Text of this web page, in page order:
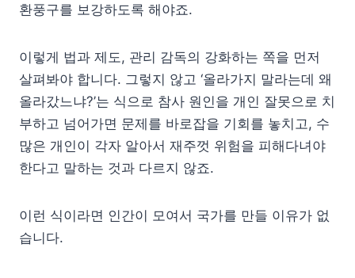
환풍구를 보강하도록 해야죠.
이렇게 법과 제도, 관리 감독의 강화하는 쪽을 먼저
살펴봐야 합니다. 그렇지 않고 ‘올라가지 말라는데 왜
올라갔느냐?’는 식으로 참사 원인을 개인 잘못으로 치
부하고 넘어가면 문제를 바로잡을 기회를 놓치고, 수
많은 개인이 각자 알아서 재주껏 위험을 피해다녀야
한다고 말하는 것과 다르지 않죠.
이런 식이라면 인간이 모여서 국가를 만들 이유가 없
습니다.